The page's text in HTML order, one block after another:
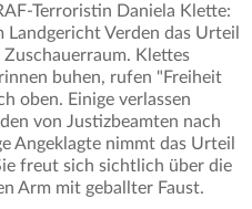
Terroristin Daniela Klette:
Verden das Urteil
Klettes
buhen, rufen "Freiheit
oben. Einige verlassen
von Justizbeamten nach
Angeklagte nimmt das Urteil
freut sich sichtlich über die
Arm mit geballter Faust.